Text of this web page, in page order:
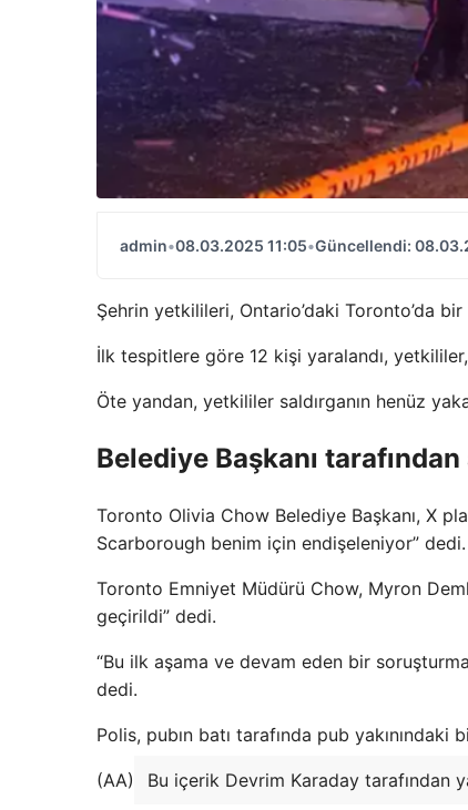
admin•08.03.2025 11:05•Güncellendi:
Şehrin yetkilileri, Ontario’daki Toronto’da bir
İlk tespitlere göre 12 kişi yaralandı,
Öte yandan, yetkililer saldırganın henüz
Belediye Başkanı tarafından
Toronto Olivia Chow Belediye Başkanı, X
Scarborough benim için endişeleniyor” dedi.
Toronto Emniyet Müdürü Chow, Myron
geçirildi” dedi.
“Bu ilk aşama ve devam eden bir
dedi.
Polis, pubın batı tarafında pub
(AA) Bu içerik Devrim Karaday tarafından